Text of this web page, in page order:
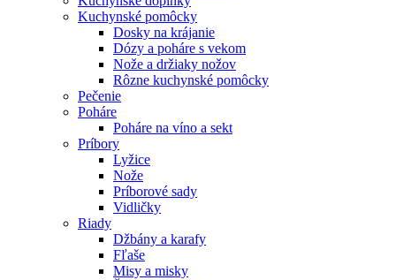
Kuchynské pomôcky
Dosky na krájanie
Dózy a poháre s vekom
Nože a držiaky nožov
Rôzne kuchynské pomôcky
Pečenie
Poháre
Poháre na víno a sekt
Príbory
Lyžice
Nože
Príborové sady
Vidličky
Riady
Džbány a karafy
Fľaše
Misy a misky